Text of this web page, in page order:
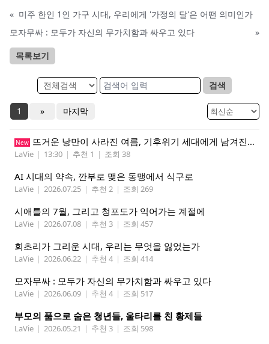
« 미주 한인 1인 가구 시대, 우리에게 '가정의 달'은 어떤 의미인가
모자무싸 : 모두가 자신의 무가치함과 싸우고 있다
»
목록보기
검색
1 » 마지막
New 뜨거운 낭만이 사라진 여름, 기후위기 세대에게 남겨진 계절
LaVie | 13:30 | 추천 1 | 조회 38
AI 시대의 약속, 깐부로 맺은 동맹에서 식구로
LaVie | 2026.07.25 | 추천 2 | 조회 269
시애틀의 7월, 그리고 청포도가 익어가는 계절에
LaVie | 2026.07.08 | 추천 3 | 조회 457
회초리가 그리운 시대, 우리는 무엇을 잃었는가
LaVie | 2026.06.22 | 추천 4 | 조회 414
모자무싸 : 모두가 자신의 무가치함과 싸우고 있다
LaVie | 2026.06.09 | 추천 4 | 조회 517
부모의 품으로 숨은 청년들, 울타리를 친 황제들
LaVie | 2026.05.21 | 추천 3 | 조회 598